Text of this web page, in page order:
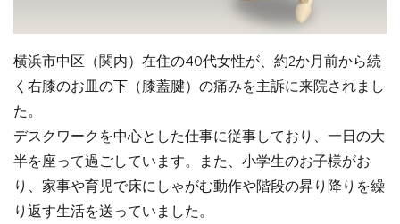
横浜市中区（関内）在住の40代女性が、約2か月前から続
く右膝のお皿の下（膝蓋腱）の痛みを主訴に来院されまし
た。
デスクワークを中心とした仕事に従事しており、一日の大
半を座って過ごしています。また、小学生のお子様がお
り、家事や育児で床にしゃがむ動作や階段の昇り降りを繰
り返す生活を送っていました。